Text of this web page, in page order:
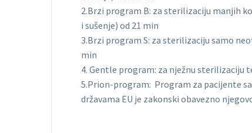
2.Brzi program B: za sterilizaciju manjih
i sušenje) od 21 min
3.Brzi program S: za sterilizaciju samo
min
4. Gentle program: za nježnu sterilizaciju
5.Prion-program: Program za pacijente
državama EU je zakonski obavezno